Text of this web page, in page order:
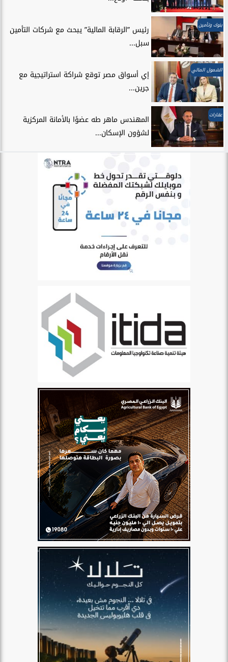
بنوك وتأمين
رئيس ”الرقابة المالية” يبحث مع شركات التأمين
سبل...
الشمول المالي
إي أسواق مصر توقع شراكة استراتيجية مع
جرين...
عقارات
المهندس ماهر طه عضوًا بالأمانة المركزية
لشؤون الإسكان...